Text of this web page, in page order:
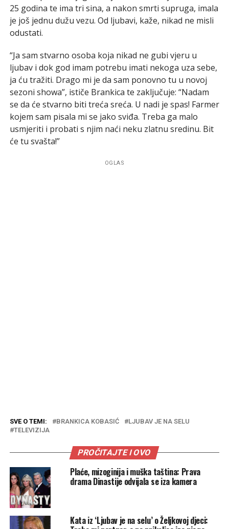
25 godina te ima tri sina, a nakon smrti supruga, imala
je još jednu dužu vezu. Od ljubavi, kaže, nikad ne misli
odustati.
“Ja sam stvarno osoba koja nikad ne gubi vjeru u
ljubav i dok god imam potrebu imati nekoga uza sebe,
ja ću tražiti. Drago mi je da sam ponovno tu u novoj
sezoni showa”, ističe Brankica te zaključuje: “Nadam
se da će stvarno biti treća sreća. U nadi je spas! Farmer
kojem sam pisala mi se jako sviđa. Treba ga malo
usmjeriti i probati s njim naći neku zlatnu sredinu. Bit
će tu svašta!”
OGLAS
SVE O TEMI: BRANKICA KOBASIĆ
LJUBAV JE NA SELU
TELEVIZIJA
PROČITAJTE I OVO
Plaće, mizoginija i muška taština: Prava
drama Dinastije odvijala se iza kamera
Kata iz ‘Ljubav je na selu’ o Željkovoj djeci: